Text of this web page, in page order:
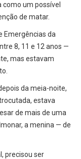
um possível
de matar.
Emergências da
8, 11 e 12 anos —
mas estavam
da meia-noite,
estava
de mais de uma
a menina — de
precisou ser